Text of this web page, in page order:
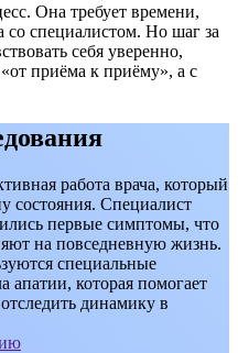
Она требует времени,
со специалистом. Но шаг за
себя уверенно,
приёма к приёму», а с
работа врача, который
состояния. Специалист
первые симптомы, что
на повседневную жизнь.
специальные
которая помогает
динамику в